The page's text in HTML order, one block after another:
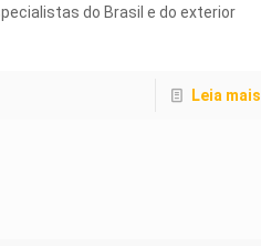
do Brasil e do exterior
Leia mais